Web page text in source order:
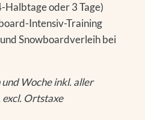
oder 3 Tage)
Intensiv-Training
Snowboardverleih bei
Woche inkl. aller
Ortstaxe